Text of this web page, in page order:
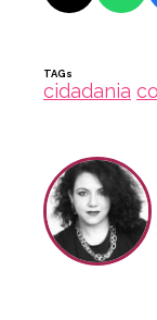
TAGs
cidadania